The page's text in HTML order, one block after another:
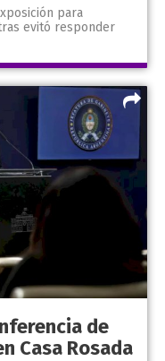
para
evitó responder
de
Casa Rosada